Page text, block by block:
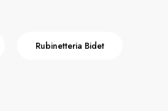
Rubinetteria Bidet